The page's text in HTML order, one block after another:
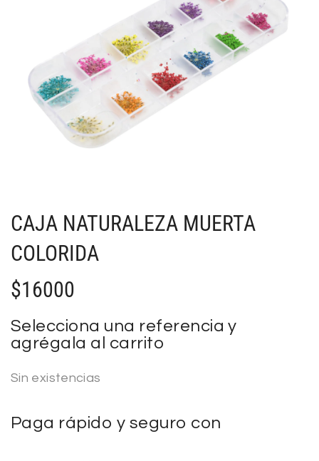
CAJA NATURALEZA MUERTA
COLORIDA
$16000
Selecciona una referencia y
agrégala al carrito
Sin existencias
Paga rápido y seguro con